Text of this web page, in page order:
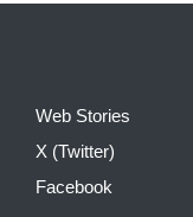
Web Stories
X (Twitter)
Facebook